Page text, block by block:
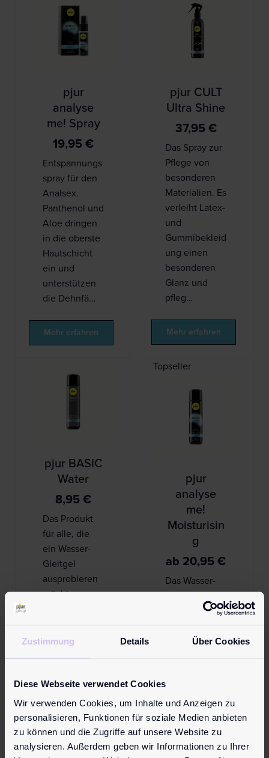
Zustimmung Details Über Cookies
Diese Webseite verwendet Cookies
Wir verwenden Cookies, um Inhalte und Anzeigen zu
personalisieren, Funktionen für soziale Medien anbieten
zu können und die Zugriffe auf unsere Website zu
analysieren. Außerdem geben wir Informationen zu Ihrer
pjur
analyse
me! Spray
19,95 €
Entspannungs
spray für den
Analsex.
Panthenol und
Aloe dringen
in die oberste
Hautschicht
ein und
unterstützen
die Dehnfä…
Mehr erfahren
pjur CULT
Ultra Shine
37,95 €
Das Spray zur
Pflege von
besonderen
Materialien. Es
verleiht Latex-
und
Gummibekleid
ung einen
besonderen
Glanz und
pfleg…
Mehr erfahren
pjur BASIC
Water
8,95 €
Das Produkt
für alle, die
ein Wasser-
Gleitgel
ausprobieren
möchten.
Qualität zum
attraktiven
Mehr erfahren
Topseller
pjur
analyse
me!
Moisturisin
g
ab 20,95 €
Das Wasser-
komfortablen
Analsex, das
für alle Toys
enthaltene
Hyaluron sorgt
für Feuchtig…
Mehr erfahren